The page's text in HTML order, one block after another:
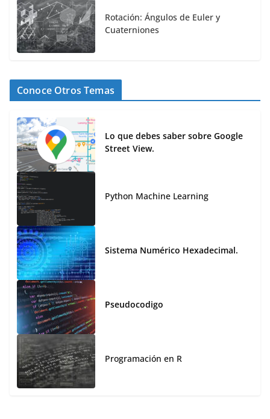
Rotación: Ángulos de Euler y
Cuaterniones
Conoce Otros Temas
Lo que debes saber sobre Google
Street View.
Python Machine Learning
Sistema Numérico Hexadecimal.
Pseudocodigo
Programación en R